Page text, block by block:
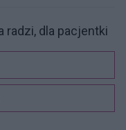
radzi, dla pacjentki